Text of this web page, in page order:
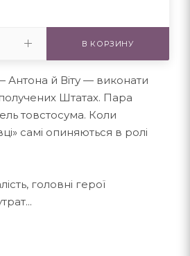
В КОРЗИНУ
Антона й Віту — виконати
Штатах. Пара
товстосума. Коли
самі опиняються в ролі
головні герої